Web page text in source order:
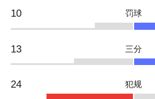
10 罚球
13 三分
24 犯规